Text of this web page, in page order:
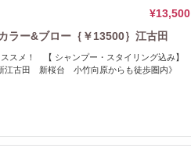
¥13,500
ー&ブロー｛￥13500｝江古田
スメ！ 【 シャンプー・スタイリング込み】
江古田 新桜台 小竹向原からも徒歩圏内》